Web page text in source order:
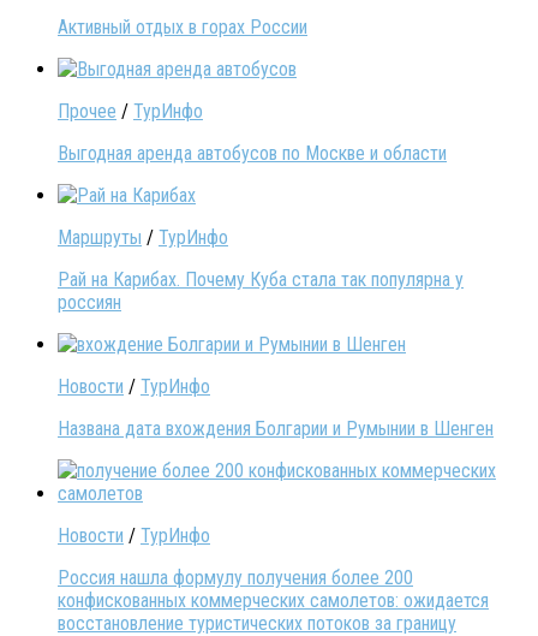
Активный отдых в горах России
Прочее / ТурИнфо
Выгодная аренда автобусов по Москве и области
Маршруты / ТурИнфо
Рай на Карибах. Почему Куба стала так популярна у
россиян
Новости / ТурИнфо
Названа дата вхождения Болгарии и Румынии в Шенген
Новости / ТурИнфо
Россия нашла формулу получения более 200
конфискованных коммерческих самолетов: ожидается
восстановление туристических потоков за границу